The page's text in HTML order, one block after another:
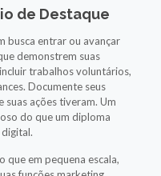
de Destaque
busca entrar ou avançar
demonstrem suas
trabalhos voluntários,
Documente seus
ações tiveram. Um
do que um diploma
que em pequena escala,